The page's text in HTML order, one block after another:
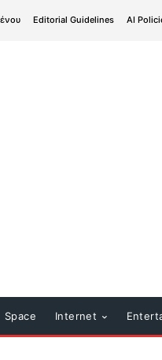
Editorial Guidelines AI
Space Internet